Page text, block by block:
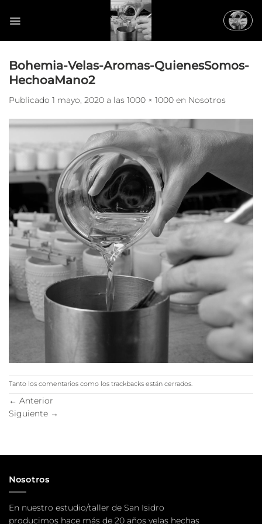
Bohemia-Velas-Aromas-QuienesSomos-
HechoaMano2
Publicado 1 mayo, 2020 a las 1000 × 1000 en Nosotros
Tanto los comentarios como los trackbacks están cerrados.
← Anterior
Siguiente →
Nosotros
En nuestro estudio/taller de San Isidro
producimos hace más de 20 años velas hechas